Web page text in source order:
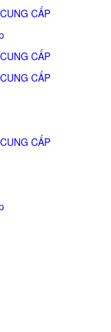
CẤP
CẤP
CẤP
CẤP